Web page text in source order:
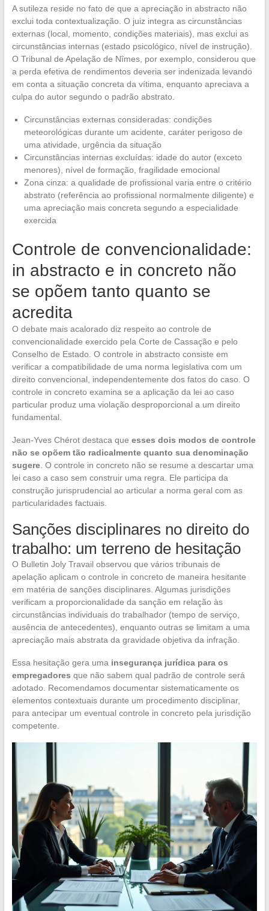
A sutileza reside no fato de que a apreciação in abstracto não
exclui toda contextualização. O juiz integra as circunstâncias
externas (local, momento, condições materiais), mas exclui as
circunstâncias internas (estado psicológico, nível de instrução).
O Tribunal de Apelação de Nîmes, por exemplo, considerou que
a perda efetiva de rendimentos deveria ser indenizada levando
em conta a situação concreta da vítima, enquanto apreciava a
culpa do autor segundo o padrão abstrato.
Circunstâncias externas consideradas: condições
meteorológicas durante um acidente, caráter perigoso de
uma atividade, urgência da situação
Circunstâncias internas excluídas: idade do autor (exceto
menores), nível de formação, fragilidade emocional
Zona cinza: a qualidade de profissional varia entre o critério
abstrato (referência ao profissional normalmente diligente) e
uma apreciação mais concreta segundo a especialidade
exercida
Controle de convencionalidade:
in abstracto e in concreto não
se opõem tanto quanto se
acredita
O debate mais acalorado diz respeito ao controle de
convencionalidade exercido pela Corte de Cassação e pelo
Conselho de Estado. O controle in abstracto consiste em
verificar a compatibilidade de uma norma legislativa com um
direito convencional, independentemente dos fatos do caso. O
controle in concreto examina se a aplicação da lei ao caso
particular produz uma violação desproporcional a um direito
fundamental.
Jean-Yves Chérot destaca que esses dois modos de controle
não se opõem tão radicalmente quanto sua denominação
sugere. O controle in concreto não se resume a descartar uma
lei caso a caso sem construir uma regra. Ele participa da
construção jurisprudencial ao articular a norma geral com as
particularidades factuais.
Sanções disciplinares no direito do
trabalho: um terreno de hesitação
O Bulletin Joly Travail observou que vários tribunais de
apelação aplicam o controle in concreto de maneira hesitante
em matéria de sanções disciplinares. Algumas jurisdições
verificam a proporcionalidade da sanção em relação às
circunstâncias individuais do trabalhador (tempo de serviço,
ausência de antecedentes), enquanto outras se limitam a uma
apreciação mais abstrata da gravidade objetiva da infração.
Essa hesitação gera uma insegurança jurídica para os
empregadores que não sabem qual padrão de controle será
adotado. Recomendamos documentar sistematicamente os
elementos contextuais durante um procedimento disciplinar,
para antecipar um eventual controle in concreto pela jurisdição
competente.